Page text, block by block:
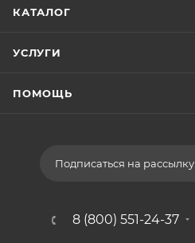
КАТАЛОГ
УСЛУГИ
ПОМОЩЬ
Подписаться на рассылку
8 (800) 551-24-37